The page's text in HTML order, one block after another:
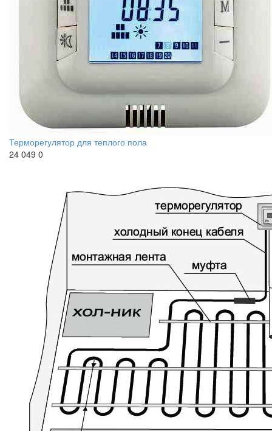
Терморегулятор для теплого пола
24 049 0